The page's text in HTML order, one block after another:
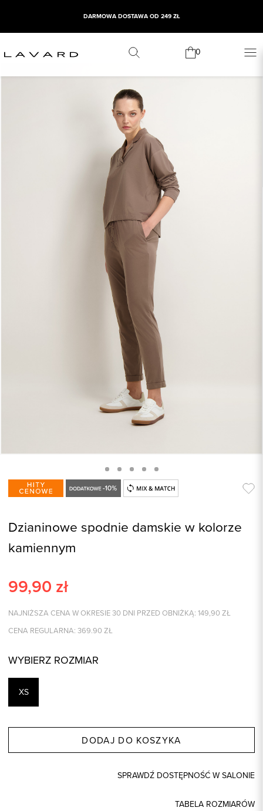
DARMOWA DOSTAWA OD 249 ZŁ
0
Dzianinowe spodnie damskie w kolorze
kamiennym
99,90 zł
NAJNIŻSZA CENA W OKRESIE 30 DNI PRZED OBNIŻKĄ: 149,90 ZŁ
CENA REGULARNA: 369.90 ZŁ
WYBIERZ ROZMIAR
XS
DODAJ DO KOSZYKA
SPRAWDŹ DOSTĘPNOŚĆ W SALONIE
TABELA ROZMIARÓW